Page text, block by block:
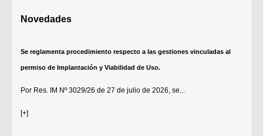
Novedades
Se reglamenta procedimiento respecto a las gestiones vinculadas al
permiso de Implantación y Viabilidad de Uso.
Por Res. IM Nº 3029/26 de 27 de julio de 2026, se...
[+]